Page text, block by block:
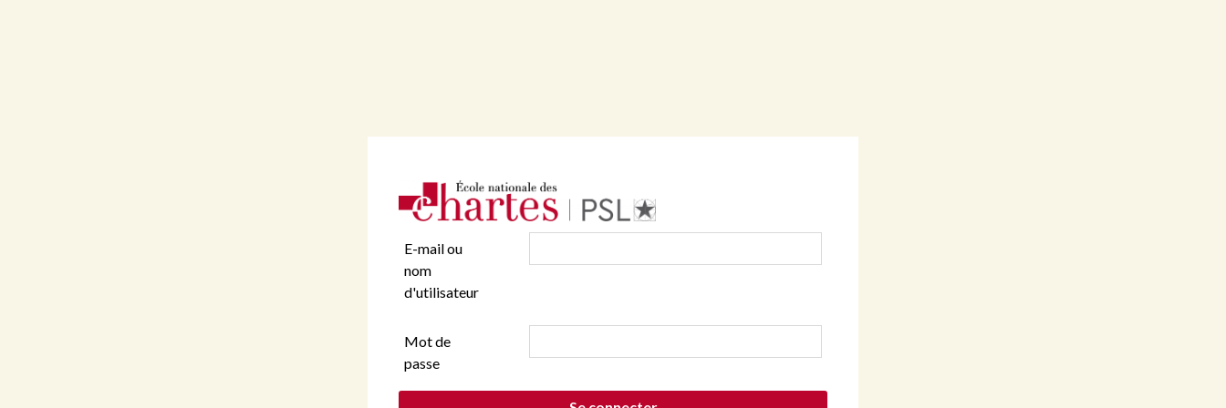
E-mail ou
nom
d'utilisateur
Mot de
passe